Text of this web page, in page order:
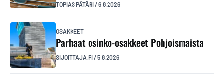
TOPIAS PÄTÄRI/6.8.2026
OSAKKEET
Parhaat osinko-osakkeet Pohjoismaista
SIJOITTAJA.FI/5.8.2026